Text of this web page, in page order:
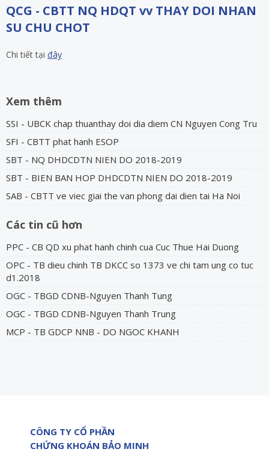
QCG - CBTT NQ HDQT vv THAY DOI NHAN
SU CHU CHOT
Chi tiết tại đây
Xem thêm
SSI - UBCK chap thuanthay doi dia diem CN Nguyen Cong Tru
SFI - CBTT phat hanh ESOP
SBT - NQ DHDCDTN NIEN DO 2018-2019
SBT - BIEN BAN HOP DHDCDTN NIEN DO 2018-2019
SAB - CBTT ve viec giai the van phong dai dien tai Ha Noi
Các tin cũ hơn
PPC - CB QD xu phat hanh chinh cua Cuc Thue Hai Duong
OPC - TB dieu chinh TB DKCC so 1373 ve chi tam ung co tuc
d1.2018
OGC - TBGD CDNB-Nguyen Thanh Tung
OGC - TBGD CDNB-Nguyen Thanh Trung
MCP - TB GDCP NNB - DO NGOC KHANH
CÔNG TY CỔ PHẦN
CHỨNG KHOÁN BẢO MINH